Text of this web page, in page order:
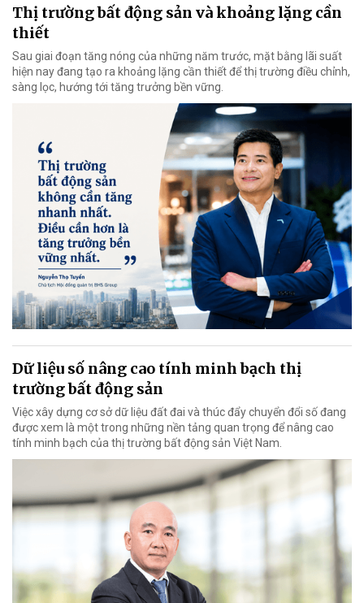
Thị trường bất động sản và khoảng lặng cần
thiết
Sau giai đoạn tăng nóng của những năm trước, mặt bằng lãi suất
hiện nay đang tạo ra khoảng lặng cần thiết để thị trường điều chỉnh,
sàng lọc, hướng tới tăng trưởng bền vững.
Dữ liệu số nâng cao tính minh bạch thị
trường bất động sản
Việc xây dựng cơ sở dữ liệu đất đai và thúc đẩy chuyển đổi số đang
được xem là một trong những nền tảng quan trọng để nâng cao
tính minh bạch của thị trường bất động sản Việt Nam.